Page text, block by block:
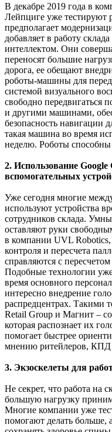
В декабре 2019 года в
Лейпциге уже тестируют
предполагает
добавляет в работу
интеллектом. Они
переносят большие
дорога, ее обещают
роботы-машины для
системой визуального
свободно передвигаться
и другими машинами,
безопасность навигации
такая машина во время
неделю. Роботы способны
2. Использование
вспомогательных
Уже сегодня многие
используют устройства
сотрудников склада.
оставляют руки
в компании UVL
контроля и пересчета
справляются с
Подобные технологии
время основного
интересно внедрение
распредцентрах. Такими
Retail Group и Магнит –
которая распознает их
помогает быстрее
мнению ритейлеров, КПД
3. Экзоскелеты для
Не секрет, что работа на
большую нагрузку
Многие компании уже
помогают делать больше,